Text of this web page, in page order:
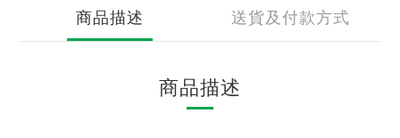
商品描述 送貨及付款方式
商品描述